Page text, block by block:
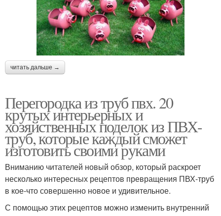
читать дальше →
Перегородка из труб пвх. 20
крутых интерьерных и
хозяйственных поделок из ПВХ-
труб, которые каждый сможет
изготовить своими руками
Вниманию читателей новый обзор, который раскроет
несколько интересных рецептов превращения ПВХ-труб
в кое-что совершенно новое и удивительное.
С помощью этих рецептов можно изменить внутренний